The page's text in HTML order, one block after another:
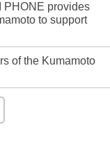
PHONE provides
to support
of the Kumamoto